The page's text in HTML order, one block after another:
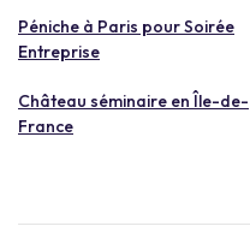
Péniche à Paris pour Soirée
Entreprise
Château séminaire en Île-de-
France